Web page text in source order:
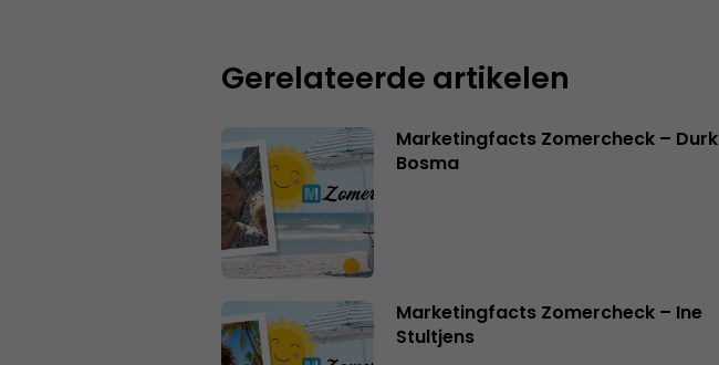
Gerelateerde artikelen
Marketingfacts Zomercheck – Durk
Bosma
Marketingfacts Zomercheck – Ine
Stultjens